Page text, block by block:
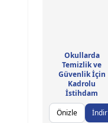
Okullarda
Temizlik ve
Güvenlik İçin
Kadrolu
İstihdam
Önizle
İndir